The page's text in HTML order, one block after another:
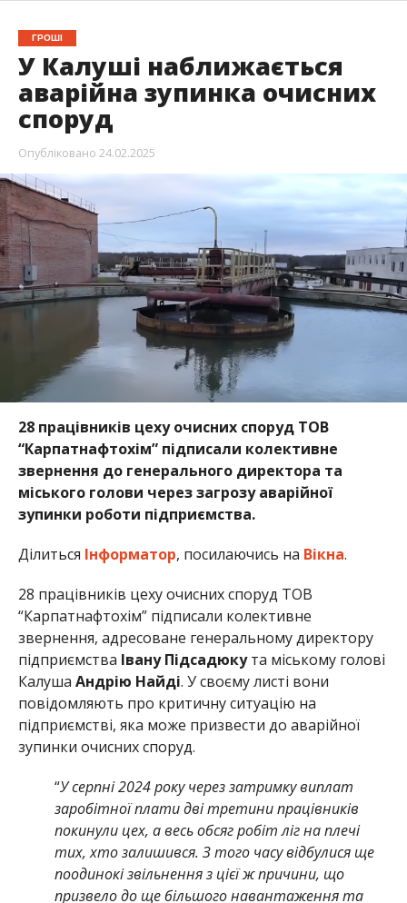
ГРОШІ
У Калуші наближається
аварійна зупинка очисних
споруд
Опубліковано 24.02.2025
28 працівників цеху очисних споруд ТОВ
“Карпатнафтохім” підписали колективне
звернення до генерального директора та
міського голови через загрозу аварійної
зупинки роботи підприємства.
Ділиться Інформатор, посилаючись на Вікна.
28 працівників цеху очисних споруд ТОВ
“Карпатнафтохім” підписали колективне
звернення, адресоване генеральному директору
підприємства Івану Підсадюкута міському голові
Калуша Андрію Найді. У своєму листі вони
повідомляють про критичну ситуацію на
підприємстві, яка може призвести до аварійної
зупинки очисних споруд.
“У серпні 2024 року через затримку виплат
заробітної плати дві третини працівників
покинули цех, а весь обсяг робіт ліг на плечі
тих, хто залишився. З того часу відбулися ще
поодинокі звільнення з цієї ж причини, що
призвело до ще більшого навантаження та